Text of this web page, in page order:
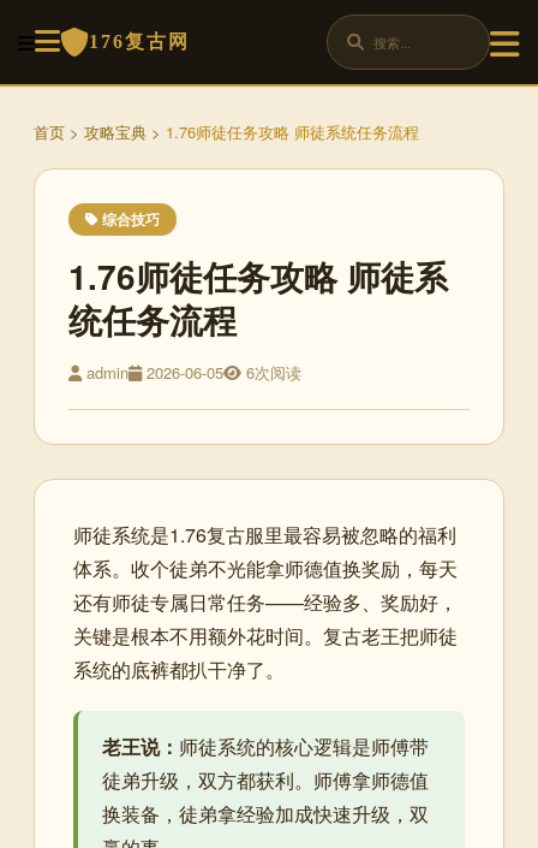
176复古网
首页 > 攻略宝典 > 1.76师徒任务攻略 师徒系统任务流程
综合技巧
1.76师徒任务攻略 师徒系
统任务流程
admin 2026-06-05 6次阅读
师徒系统是1.76复古服里最容易被忽略的福利
体系。收个徒弟不光能拿师德值换奖励，每天
还有师徒专属日常任务——经验多、奖励好，
关键是根本不用额外花时间。复古老王把师徒
系统的底裤都扒干净了。
老王说： 师徒系统的核心逻辑是师傅带
徒弟升级，双方都获利。师傅拿师德值
换装备，徒弟拿经验加成快速升级，双